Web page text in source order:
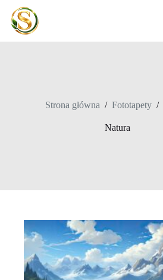
Przejdź
treści
Strona główna / Fototapety /
Natura